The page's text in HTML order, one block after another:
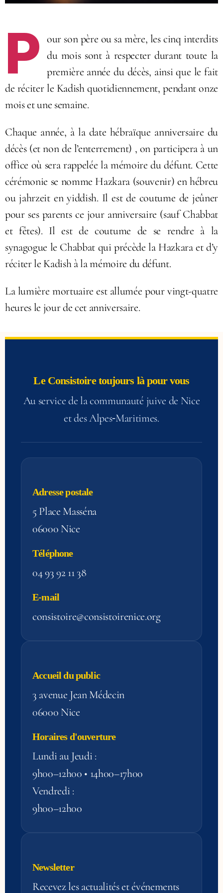
P our son père ou sa mère, les cinq interdits
du mois sont à respecter durant toute la
première année du décès, ainsi que le fait
de réciter le Kadish quotidiennement, pendant onze
mois et une semaine.
Chaque année, à la date hébraïque anniversaire du
décès (et non de l’enterrement) , on participera à un
office où sera rappelée la mémoire du défunt. Cette
cérémonie se nomme Hazkara (souvenir) en hébreu
ou jahrzeit en yiddish. Il est de coutume de jeûner
pour ses parents ce jour anniversaire (sauf Chabbat
et fêtes). Il est de coutume de se rendre à la
synagogue le Chabbat qui précède la Hazkara et d’y
réciter le Kadish à la mémoire du défunt.
La lumière mortuaire est allumée pour vingt-quatre
heures le jour de cet anniversaire.
Le Consistoire toujours là pour vous
Au service de la communauté juive de Nice
et des Alpes‑Maritimes.
Adresse postale
5 Place Masséna
06000 Nice
Téléphone
04 93 92 11 38
E-mail
consistoire@consistoirenice.org
Accueil du public
3 avenue Jean Médecin
06000 Nice
Horaires d'ouverture
Lundi au Jeudi :
9h00–12h00 • 14h00–17h00
Vendredi :
9h00–12h00
Newsletter
Recevez les actualités et événements